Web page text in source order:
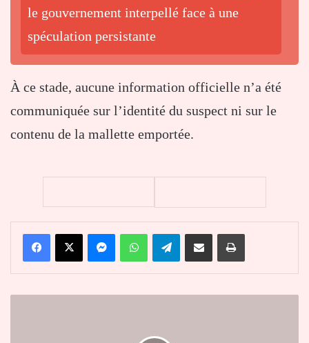
le gouvernement interpellé face à une
spéculation persistante
À ce stade, aucune information officielle n’a été
communiquée sur l’identité du suspect ni sur le
contenu de la mallette emportée.
FacebookX MessengerWhatsAppTelegramPartager par email Imprimer